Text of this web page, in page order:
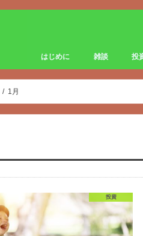
はじめに 雑談 投
1月
投資